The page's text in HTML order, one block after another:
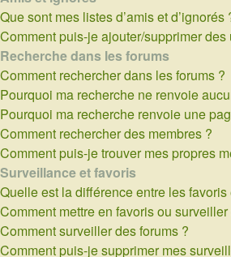
Que sont mes listes d’amis et d’ignorés
Comment puis-je ajouter/supprimer des
Recherche dans les forums
Comment rechercher dans les forums ?
Pourquoi ma recherche ne renvoie
Pourquoi ma recherche renvoie une
Comment rechercher des membres ?
Comment puis-je trouver mes propres
Surveillance et favoris
Quelle est la différence entre les
Comment mettre en favoris ou
Comment surveiller des forums ?
Comment puis-je supprimer mes